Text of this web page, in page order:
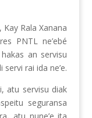
Rala Xanana
PNTL ne’ebé
an servisu
rai ida ne’e.
atu servisu diak
seguransa